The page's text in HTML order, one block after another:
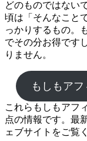
どのものではない
頃は「そんなこと
っかりするもの。
でその分お得です
りません。
もしもア
これらもしもアフ
点の情報です。最
ェブサイトをご覧